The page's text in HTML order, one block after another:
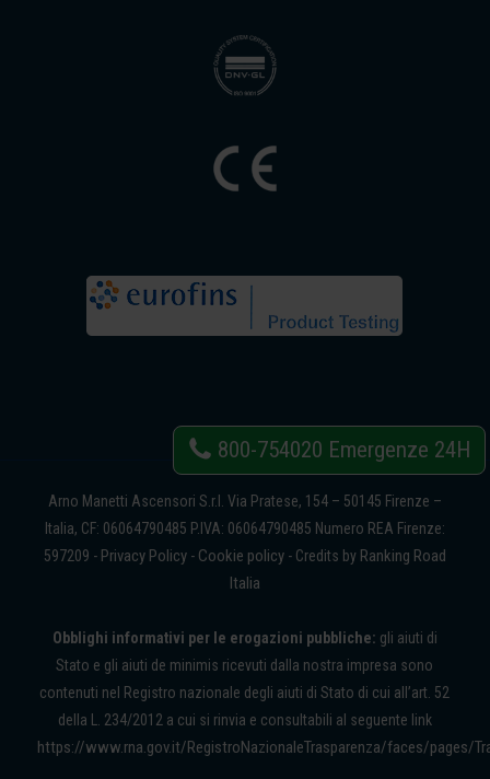
Arno Manetti Ascensori S.r.l. Via Pratese, 154 – 50145 Firenze –
Italia, CF: 06064790485 P.IVA: 06064790485 Numero REA Firenze:
597209 - Privacy Policy- Cookie policy- Credits by Ranking Road
Italia
Obblighi informativi per le erogazioni pubbliche: gli aiuti di
Stato e gli aiuti de minimis ricevuti dalla nostra impresa sono
contenuti nel Registro nazionale degli aiuti di Stato di cui all’art. 52
della L. 234/2012 a cui si rinvia e consultabili al seguente link
https://www.rna.gov.it/RegistroNazionaleTrasparenza/faces/pages/
800-754020 Emergenze 24H